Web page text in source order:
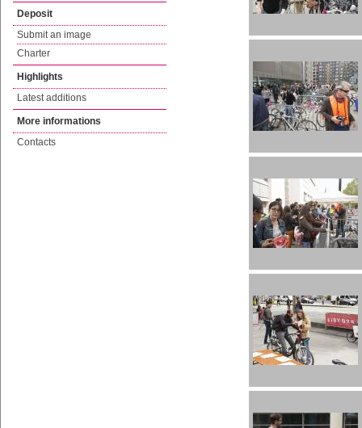
Deposit
Submit an image
Charter
Highlights
Latest additions
More informations
Contacts